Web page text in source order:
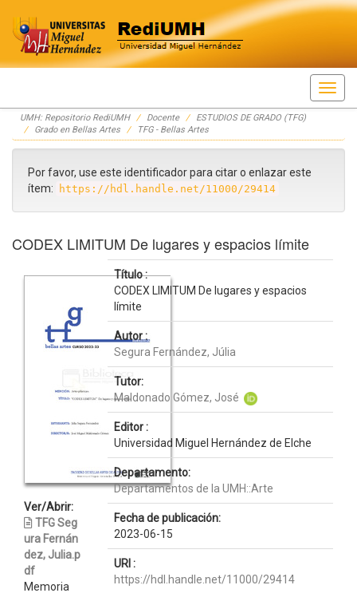
Skip
navigation
UMH: Repositorio RediUMH Docente
ESTUDIOS DE GRADO (TFG)
Grado en Bellas Artes
TFG - Bellas Artes
Por favor, use este identificador para citar o enlazar este
ítem:
https://hdl.handle.net/11000/29414
CODEX LIMITUM De lugares y espacios límite
Ver/Abrir:
TFG Seg
ura Fernán
dez, Julia.p
df
Memoria
Título :
CODEX LIMITUM De lugares y espacios
límite
Autor :
Segura Fernández, Júlia
Tutor:
Maldonado Gómez, José
Editor :
Universidad Miguel Hernández de Elche
Departamento:
Departamentos de la UMH::Arte
Fecha de publicación:
2023-06-15
URI :
https://hdl.handle.net/11000/29414